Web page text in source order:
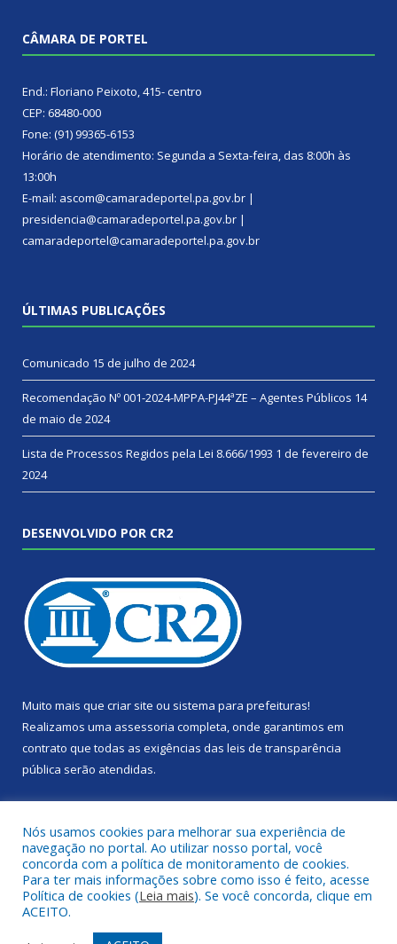
CÂMARA DE PORTEL
End.: Floriano Peixoto, 415- centro
CEP: 68480-000
Fone: (91) 99365-6153
Horário de atendimento: Segunda a Sexta-feira, das 8:00h às
13:00h
E-mail: ascom@camaradeportel.pa.gov.br |
presidencia@camaradeportel.pa.gov.br |
camaradeportel@camaradeportel.pa.gov.br
ÚLTIMAS PUBLICAÇÕES
Comunicado 15 de julho de 2024
Recomendação Nº 001-2024-MPPA-PJ44ªZE – Agentes Públicos 14
de maio de 2024
Lista de Processos Regidos pela Lei 8.666/1993 1 de fevereiro de
2024
DESENVOLVIDO POR CR2
Muito mais que criar site ou sistema para prefeituras!
Realizamos uma assessoria completa, onde garantimos em
contrato que todas as exigências das leis de transparência
pública serão atendidas.
Todos os direitos reservados a Câmara Municipal de Portel.
Nós usamos cookies para melhorar sua experiência de
navegação no portal. Ao utilizar nosso portal, você
concorda com a política de monitoramento de cookies.
Para ter mais informações sobre como isso é feito, acesse
Política de cookies (Leia mais). Se você concorda, clique em
ACEITO.